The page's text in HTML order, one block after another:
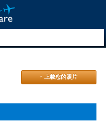
↑ 上載您的照片